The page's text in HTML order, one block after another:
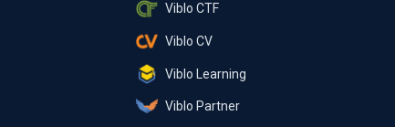
Viblo CTF
Viblo CV
Viblo Learning
Viblo Partner